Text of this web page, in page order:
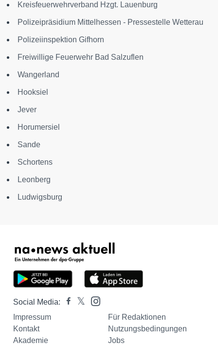
Kreisfeuerwehrverband Hzgt. Lauenburg
Polizeipräsidium Mittelhessen - Pressestelle Wetterau
Polizeiinspektion Gifhorn
Freiwillige Feuerwehr Bad Salzuflen
Wangerland
Hooksiel
Jever
Horumersiel
Sande
Schortens
Leonberg
Ludwigsburg
Social Media:
Impressum
Für Redaktionen
Kontakt
Nutzungsbedingungen
Akademie
Jobs